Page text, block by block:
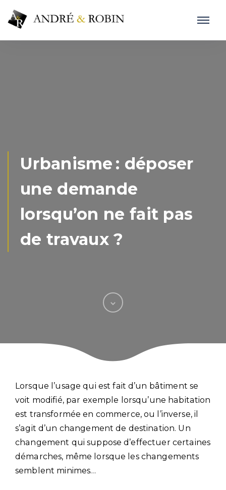
Urbanisme : déposer
une demande
lorsqu’on ne fait pas
de travaux ?
Lorsque l’usage qui est fait d’un bâtiment se
voit modifié, par exemple lorsqu’une habitation
est transformée en commerce, ou l’inverse, il
s’agit d’un changement de destination. Un
changement qui suppose d’effectuer certaines
démarches, même lorsque les changements
semblent minimes…